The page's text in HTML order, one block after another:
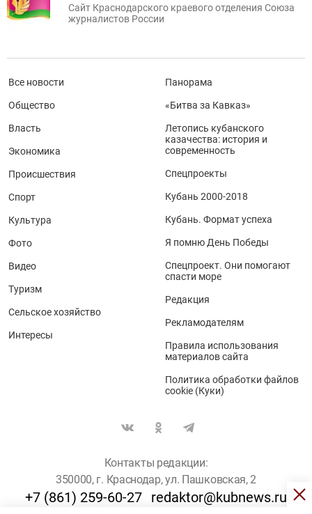
Сайт Краснодарского краевого отделения Союза
журналистов России
Все новости
Общество
Власть
Экономика
Происшествия
Спорт
Культура
Фото
Видео
Туризм
Сельское хозяйство
Интересы
Панорама
«Битва за Кавказ»
Летопись кубанского
казачества: история и
современность
Спецпроекты
Кубань 2000-2018
Кубань. Формат успеха
Я помню День Победы
Спецпроект. Они помогают
спасти море
Редакция
Рекламодателям
Правила использования
материалов сайта
Политика обработки файлов
cookie (Куки)
Контакты редакции:
350000, г. Краснодар, ул. Пашковская, 2
+7 (861) 259-60-27 redaktor@kubnews.ru